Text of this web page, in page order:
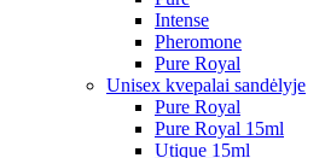
Intense
Pheromone
Pure Royal
Unisex kvepalai sandėlyje
Pure Royal
Pure Royal 15ml
Utique 15ml